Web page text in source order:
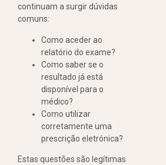
continuam a surgir dúvidas
comuns:
Como aceder ao
relatório do exame?
Como saber se o
resultado já está
disponível para o
médico?
Como utilizar
corretamente uma
prescrição eletrónica?
Estas questões são legítimas